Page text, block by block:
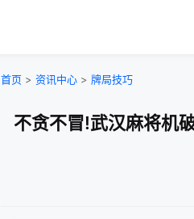
首页 > 资讯中心 > 牌局技巧
不贪不冒!武汉麻将机